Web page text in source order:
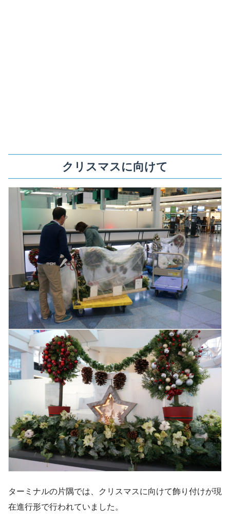
クリスマスに向けて
ターミナルの片隅では、クリスマスに向けて飾り付けが現
在進行形で行われていました。